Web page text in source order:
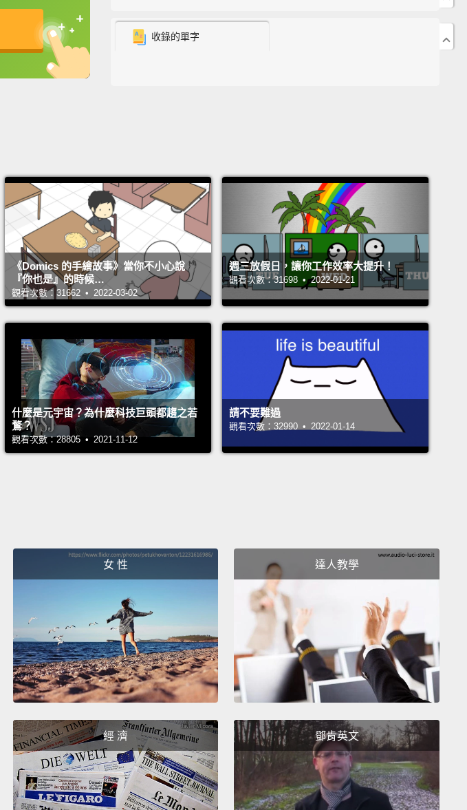
主持人：John Drummond 陽昊恩
來賓：David Chang
翻譯：Angela Ma
#希平方學英文 #NG英文#tantalizing
收錄的單字
《Domics 的手繪故事》當你不小心說
『你也是』的時候…
觀看次數：31662 • 2022-03-02
週三放假日，讓你工作效率大提升！
觀看次數：31698 • 2022-01-21
什麼是元宇宙？為什麼科技巨頭都趨之若
鶩？
觀看次數：28805 • 2021-11-12
請不要難過
觀看次數：32990 • 2022-01-14
女 性 達人教學
經 濟 鄧肯英文